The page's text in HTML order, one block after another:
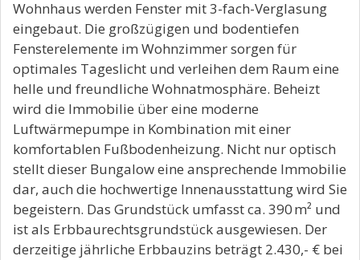
Wohnhaus werden Fenster mit 3-fach-Verglasung
eingebaut. Die großzügigen und bodentiefen
Fensterelemente im Wohnzimmer sorgen für
optimales Tageslicht und verleihen dem Raum eine
helle und freundliche Wohnatmosphäre. Beheizt
wird die Immobilie über eine moderne
Luftwärmepumpe in Kombination mit einer
komfortablen Fußbodenheizung. Nicht nur optisch
stellt dieser Bungalow eine ansprechende Immobilie
dar, auch die hochwertige Innenausstattung wird Sie
begeistern. Das Grundstück umfasst ca. 390 m² und
ist als Erbbaurechtsgrundstück ausgewiesen. Der
derzeitige jährliche Erbbauzins beträgt 2.430,- € bei